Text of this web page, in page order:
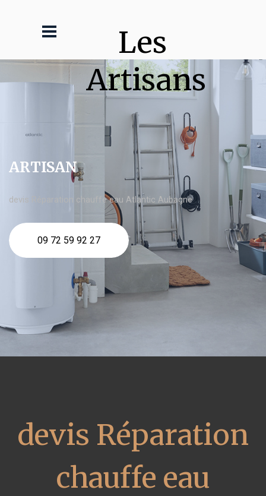
Les
Artisans
ARTISAN
devis Réparation chauffe eau Atlantic Aubagne
09 72 59 92 27
devis Réparation
chauffe eau